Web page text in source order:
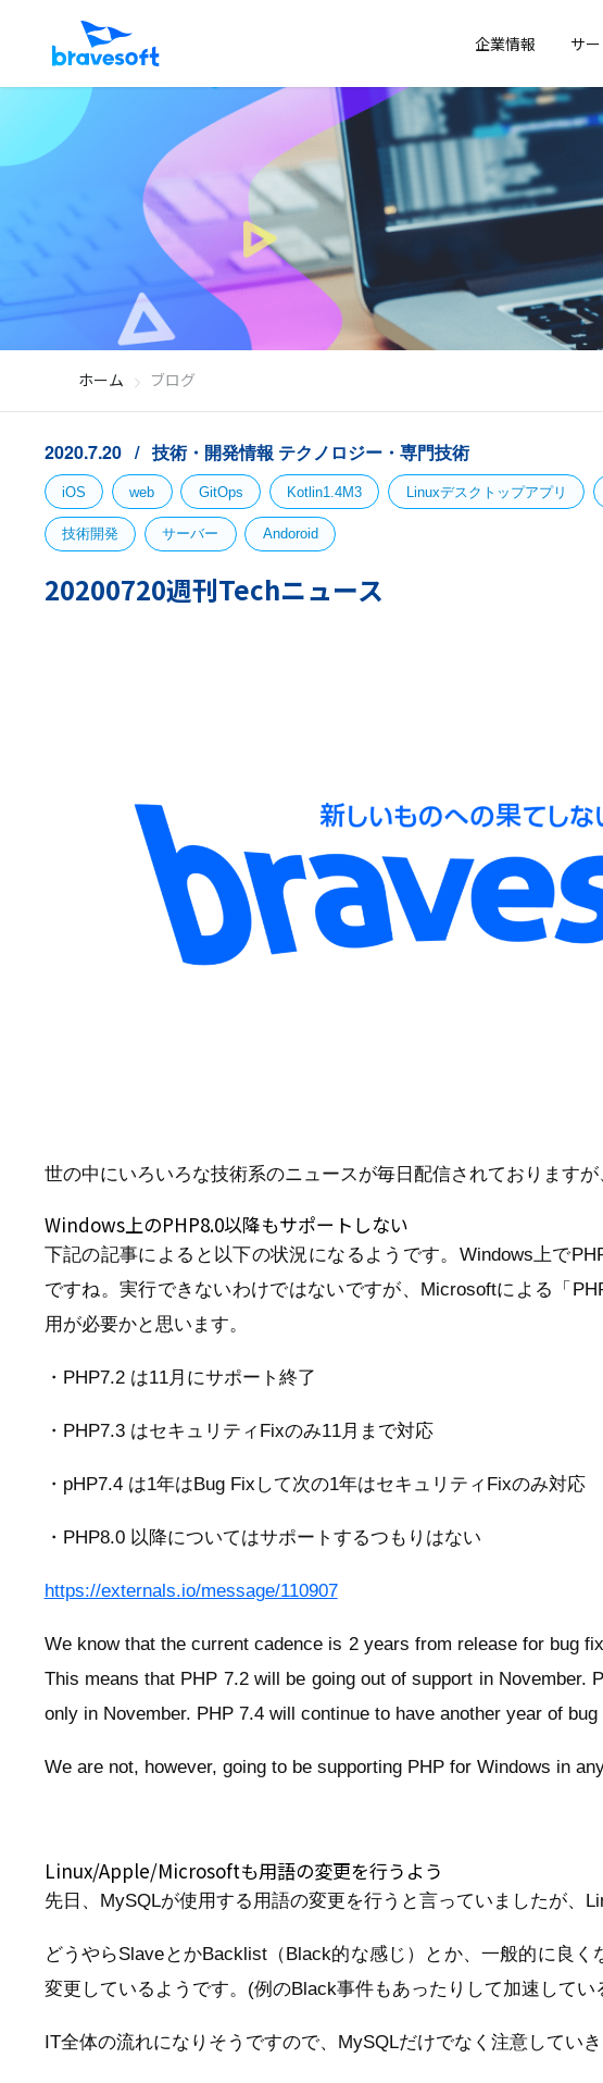
企業情報 サ
ホーム ブログ
2020.7.20 技術・開発情報 テクノロジー・専門技術
iOS web GitOps Kotlin1.4M3 Linuxデスクトップアプリ
技術開発 サーバー Andoroid
20200720週刊Techニュース
世の中にいろいろな技術系のニュースが毎日配信されております
Windows上のPHP8.0以降もサポートしない
下記の記事によると以下の状況になるようです。Windows上で
ですね。実行できないわけではないですが、Microsoftによる「
用が必要かと思います。
・PHP7.2 は11月にサポート終了
・PHP7.3 はセキュリティFixのみ11月まで対応
・pHP7.4 は1年はBug Fixして次の1年はセキュリティFixのみ対応
・PHP8.0 以降についてはサポートするつもりはない
https://externals.io/message/110907
We know that the current cadence is 2 years from release for bug
This means that PHP 7.2 will be going out of support in November.
only in November. PHP 7.4 will continue to have another year of
We are not, however, going to be supporting PHP for Windows in
Linux/Apple/Microsoftも用語の変更を行うよう
先日、MySQLが使用する用語の変更を行うと言っていましたが、
どうやらSlaveとかBacklist（Black的な感じ）とか、一般的に良く
変更しているようです。(例のBlack事件もあったりして加速してい
IT全体の流れになりそうですので、MySQLだけでなく注意していき